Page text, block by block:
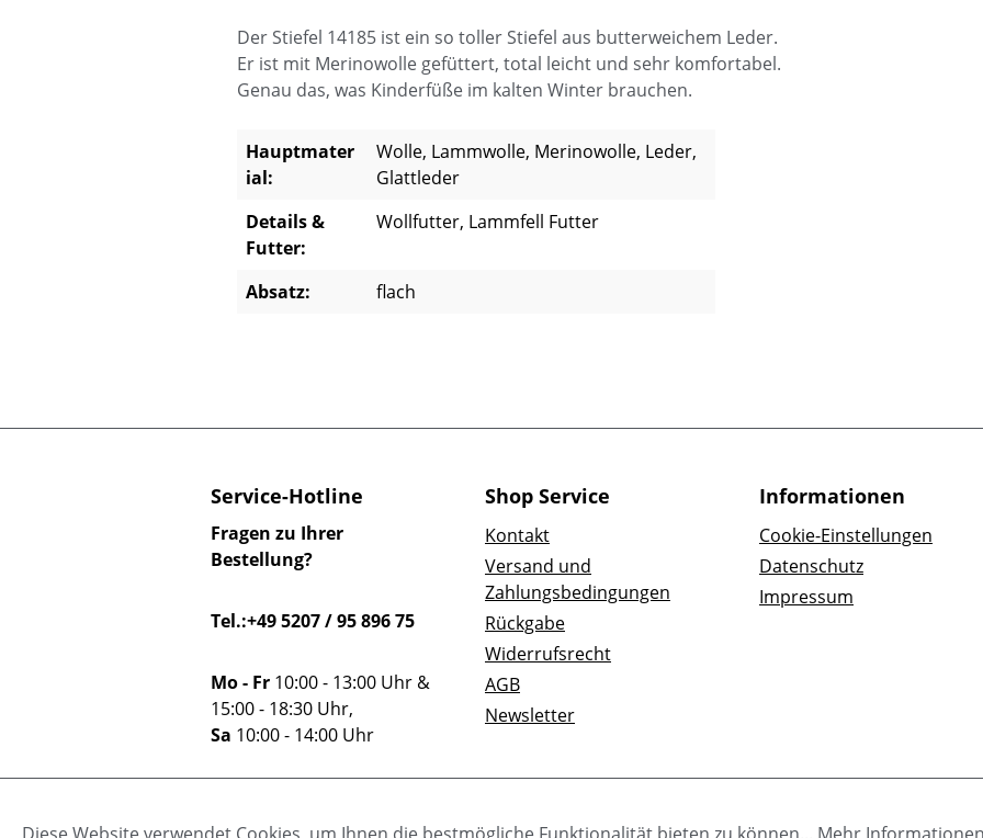
Der Stiefel 14185 ist ein so toller Stiefel aus butterweichem Leder.
Er ist mit Merinowolle gefüttert, total leicht und sehr komfortabel.
Genau das, was Kinderfüße im kalten Winter brauchen.
Hauptmater
ial:
Wolle, Lammwolle, Merinowolle, Leder,
Glattleder
Details &
Futter:
Wollfutter, Lammfell Futter
Absatz: flach
Service-Hotline
Fragen zu Ihrer
Bestellung?
Tel.:+49 5207 / 95 896 75
Mo - Fr 10:00 - 13:00 Uhr &
15:00 - 18:30 Uhr,
Sa 10:00 - 14:00 Uhr
Shop Service
Kontakt
Versand und
Zahlungsbedingungen
Rückgabe
Widerrufsrecht
AGB
Newsletter
Informationen
Cookie-Einstellungen
Datenschutz
Impressum